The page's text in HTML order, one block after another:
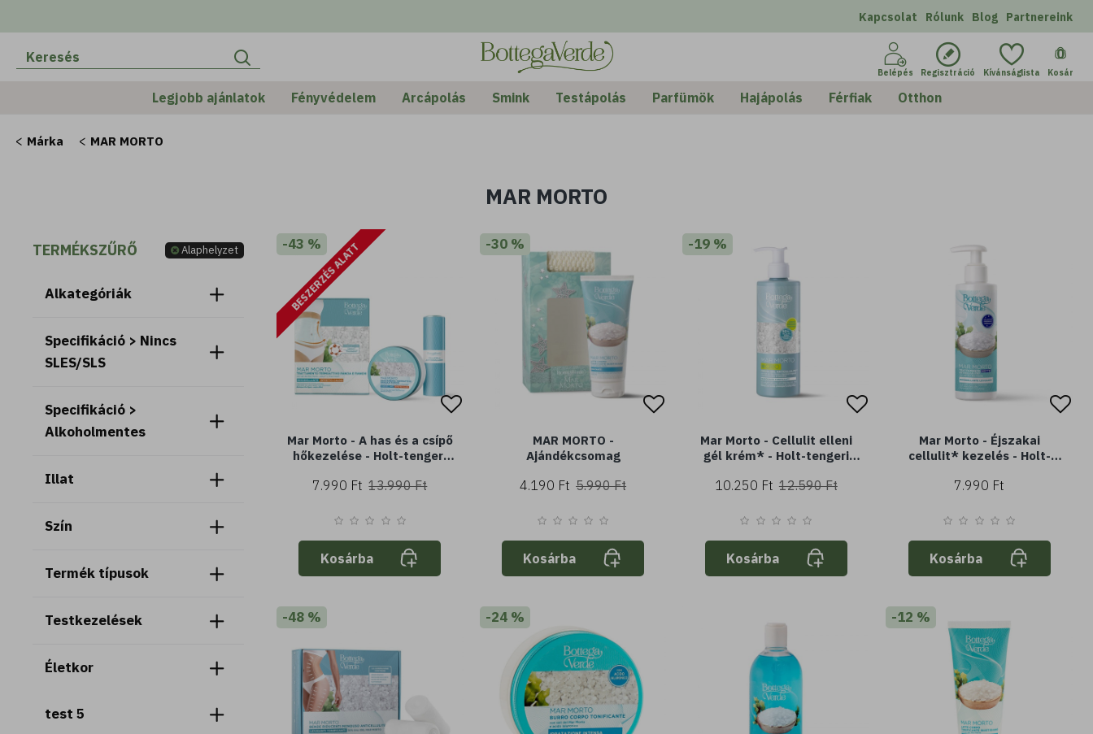
Kapcsolat Rólunk Blog Partnereink
Belépés Regisztráció Kívánságlista
0
Kosár
Legjobb ajánlatok Fényvédelem Arcápolás Smink Testápolás Parfümök Hajápolás Férfiak Otthon
Márka MAR MORTO
MAR MORTO
TERMÉKSZŰRŐ Alaphelyzet
Alkategóriák
test 5
Specifikáció > Nincs
SLES/SLS
Specifikáció >
Alkoholmentes
Illat
Szín
Termék típusok
Testkezelések
Életkor
BESZERZÉS ALATT
-43 %
Mar Morto - A has és a csípő
hőkezelése - Holt-tengeri
(200 ml) - újraformázza az
7.990 Ft 13.990 Ft
Kosárba
-30 %
MAR MORTO -
Ajándékcsomag
4.190 Ft 5.990 Ft
Kosárba
-19 %
Mar Morto - Cellulit elleni
gél krém* - Holt-tengeri
10.250 Ft 12.590 Ft
Kosárba
Mar Morto - Éjszakai
cellulit* kezelés - Holt-
és kisimítás
7.990 Ft
Kosárba
-48 % -24 % -12 %